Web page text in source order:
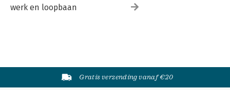
werk en loopbaan
Gratis verzending vanaf €20